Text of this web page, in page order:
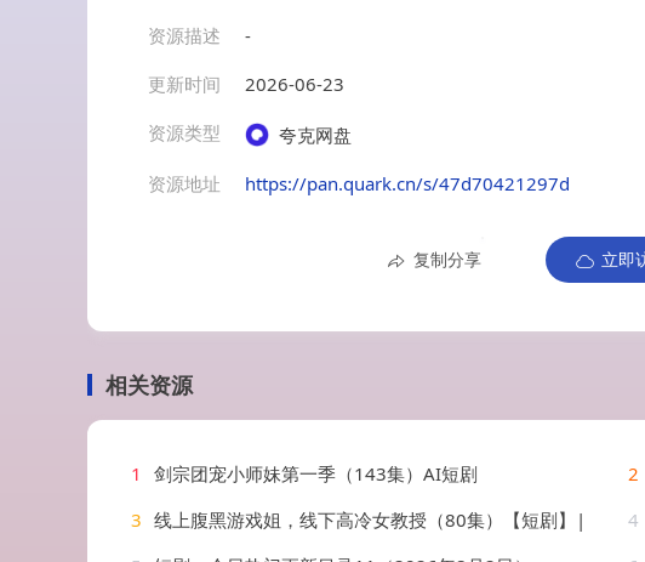
资源描述
-
更新时间
2026-06-23
资源类型
夸克网盘
资源地址
https://pan.quark.cn/s/47d70421297d
复制分享 立即
相关资源
1 剑宗团宠小师妹第一季（143集）AI短剧 2
3 线上腹黑游戏姐，线下高冷女教授（80集）【短剧】| 4